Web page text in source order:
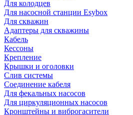
Для колодцев
Для насосной станции Esybox
Для скважин
Адаптеры для скважины
Кабель
Кессоны
Крепление
Крышки и оголовки
Слив системы
Соединение кабеля
Для фекальных насосов
Для циркуляционных насосов
Кронштейны и виброгасители